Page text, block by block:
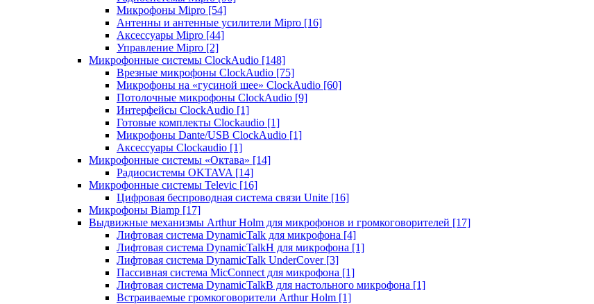
Микрофоны Mipro [54]
Антенны и антенные усилители Mipro [16]
Аксессуары Mipro [44]
Управление Mipro [2]
Микрофонные системы ClockAudio [148]
Врезные микрофоны ClockAudio [75]
Микрофоны на «гусиной шее» ClockAudio [60]
Потолочные микрофоны ClockAudio [9]
Интерфейсы ClockAudio [1]
Готовые комплекты Clockaudio [1]
Микрофоны Dante/USB ClockAudio [1]
Аксессуары Clockaudio [1]
Микрофонные системы «Октава» [14]
Радиосистемы OKTAVA [14]
Микрофонные системы Televic [16]
Цифровая беспроводная система связи Unite [16]
Микрофоны Biamp [17]
Выдвижные механизмы Arthur Holm для микрофонов и громкоговорителей [17]
Лифтовая система DynamicTalk для микрофона [4]
Лифтовая система DynamicTalkH для микрофона [1]
Лифтовая система DynamicTalk UnderCover [3]
Пассивная система MicConnect для микрофона [1]
Лифтовая система DynamicTalkB для настольного микрофона [1]
Встраиваемые громкоговорители Arthur Holm [1]